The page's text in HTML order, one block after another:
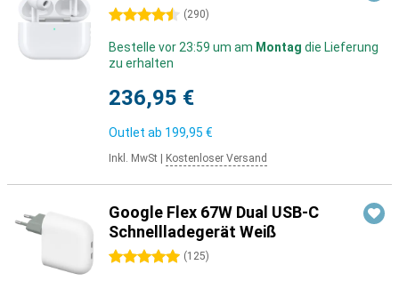
4.5 Sterne (290)
Bestelle vor 23:59 um am Montag die Lieferung
zu erhalten
236,95 €
Outlet ab 199,95 €
Inkl. MwSt Kostenloser Versand
Google Flex 67W Dual USB-C
Schnellladegerät Weiß
5 Sterne (125)